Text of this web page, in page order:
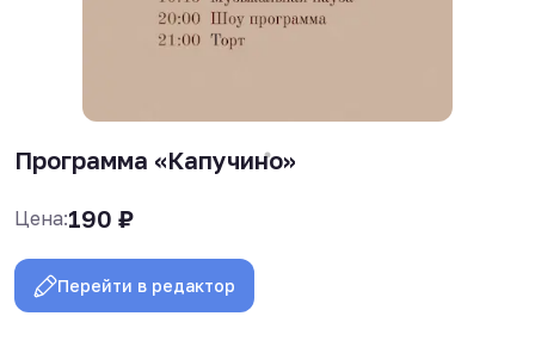
Программа «Капучино»
Цена:190 ₽
Перейти в редактор